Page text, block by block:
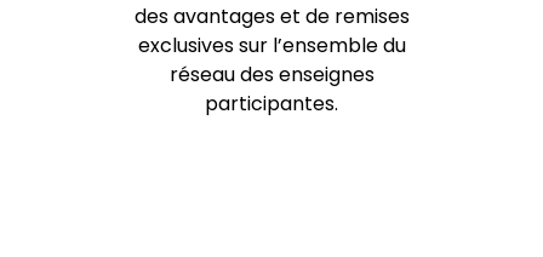
des avantages et de remises
exclusives sur l’ensemble du
réseau des enseignes
participantes.